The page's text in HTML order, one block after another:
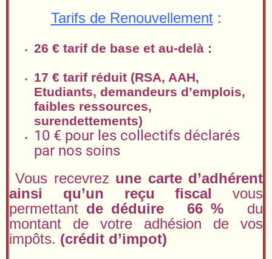
Tarifs de Renouvellement:
26 € tarif de base et au-delà :
17 € tarif réduit (RSA, AAH,
Etudiants, demandeurs d’emplois,
faibles ressources,
surendettements)
10 € pour les collectifs déclarés
par nos soins
Vous recevrez une carte d’adhérent
ainsi qu’un reçu fiscal vous
permettant de déduire 66 % du
montant de votre adhésion de vos
impôts. (crédit d’impot)